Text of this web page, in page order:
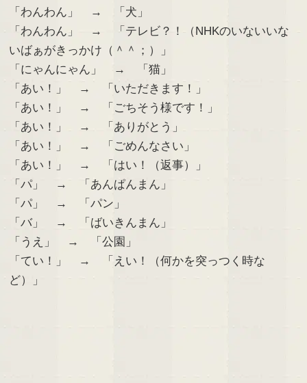
「わんわん」 → 「犬」
「わんわん」 → 「テレビ？！（NHKのいないいな
いばぁがきっかけ（＾＾；）」
「にゃんにゃん」 → 「猫」
「あい！」 → 「いただきます！」
「あい！」 → 「ごちそう様です！」
「あい！」 → 「ありがとう」
「あい！」 → 「ごめんなさい」
「あい！」 → 「はい！（返事）」
「パ」 → 「あんぱんまん」
「パ」 → 「パン」
「バ」 → 「ばいきんまん」
「うえ」 → 「公園」
「てい！」 → 「えい！（何かを突っつく時な
ど）」